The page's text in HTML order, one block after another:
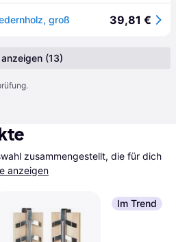
groß 39,81 €
Alle anzeigen (13)
zusammengestellt, die für dich
anzeigen
Im Trend